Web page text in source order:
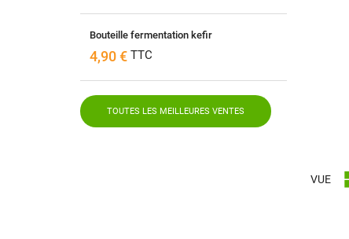
Bouteille fermentation kefir
4,90 € TTC
TOUTES LES MEILLEURES VENTES
VUE